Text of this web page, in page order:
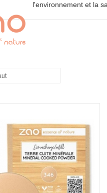
l'environnement et la